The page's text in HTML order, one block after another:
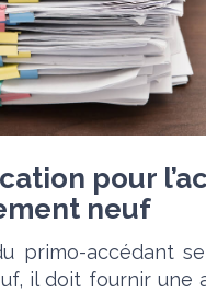
pour
neuf
primo-accédant
il doit fournir une